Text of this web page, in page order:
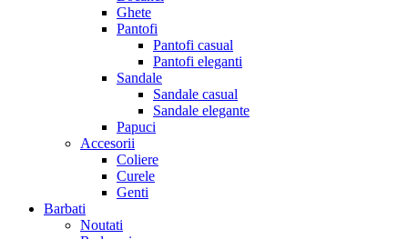
Ghete
Pantofi
Pantofi casual
Pantofi eleganti
Sandale
Sandale casual
Sandale elegante
Papuci
Accesorii
Coliere
Curele
Genti
Barbati
Noutati